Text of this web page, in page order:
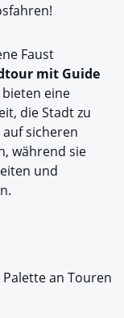
Faust
mit Guide
eine
die Stadt zu
sicheren
während sie
und
an Touren